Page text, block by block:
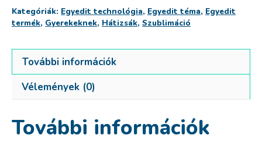
mennyiség
Kategóriák: Egyedit technológia, Egyedit téma, Egyedit
termék, Gyerekeknek, Hátizsák, Szublimáció
További információk
Vélemények (0)
További információk